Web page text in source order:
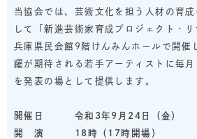
当協会では、芸術文化を担う人材の育
して「新進芸術家育成プロジェクト・
兵庫県民会館9階けんみんホールで開催
躍が期待される若手アーティストに毎
を発表の場として提供します。
開催日 令和3年9月24日（金）
開 演 18時（17時開場）